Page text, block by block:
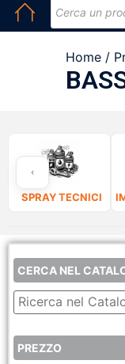
Home/
SPRAY TECNICI
CERCA NEL
PREZZO